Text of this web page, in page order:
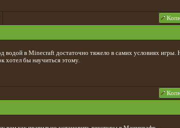
водой в Minecraft достаточно тяжело в самих условиях
хотел бы научиться этому.